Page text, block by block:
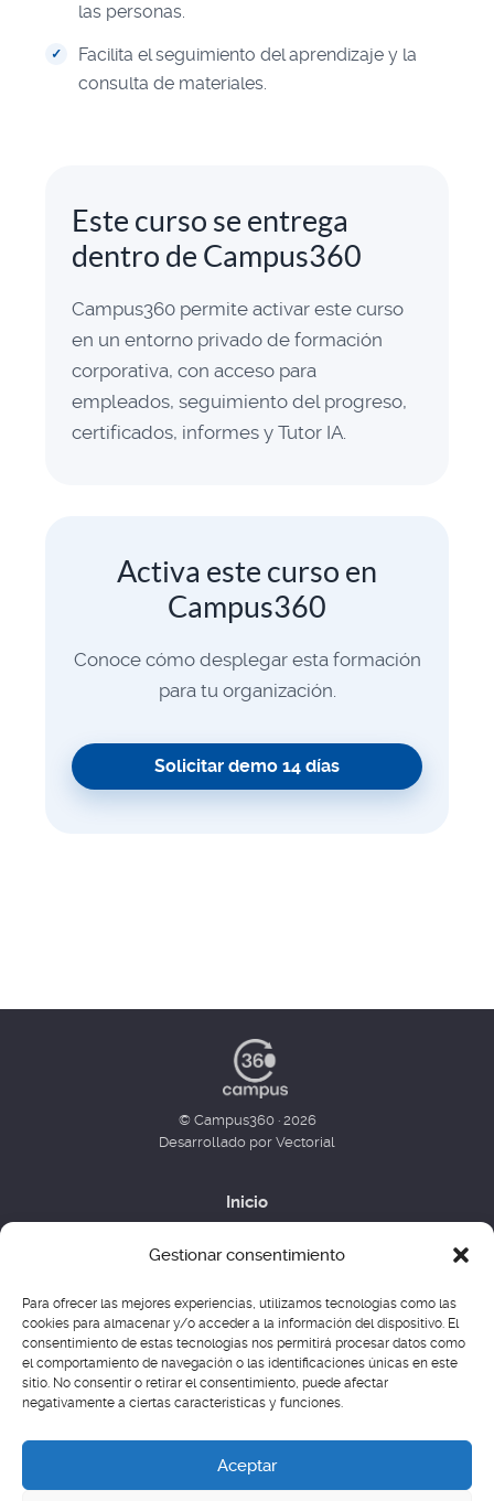
Gestionar consentimiento
Para ofrecer las mejores experiencias, utilizamos tecnologías como las
cookies para almacenar y/o acceder a la información del dispositivo. El
consentimiento de estas tecnologías nos permitirá procesar datos como
el comportamiento de navegación o las identificaciones únicas en este
sitio. No consentir o retirar el consentimiento, puede afectar
negativamente a ciertas características y funciones.
Aceptar
las personas.
Facilita el seguimiento del aprendizaje y la
consulta de materiales.
Este curso se entrega
dentro de Campus360
Campus360 permite activar este curso
en un entorno privado de formación
corporativa, con acceso para
empleados, seguimiento del progreso,
certificados, informes y Tutor IA.
Activa este curso en
Campus360
Conoce cómo desplegar esta formación
para tu organización.
Solicitar demo 14 días
© Campus360 · 2026
Desarrollado por Vectorial
Inicio
Ver Campus360
Contacto
Política de privacidad